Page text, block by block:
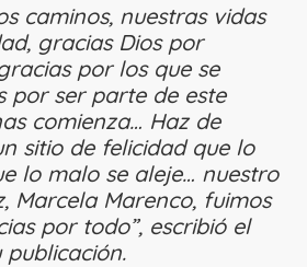
caminos, nuestras vidas
gracias Dios por
por los que se
por ser parte de este
comienza… Haz de
sitio de felicidad que lo
lo malo se aleje… nuestro
Marcela Marenco, fuimos
por todo”, escribió el